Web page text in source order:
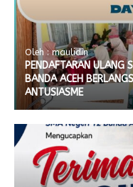
Oleh : maulidin
PENDAFTARAN ULANG
BANDA ACEH
ANTUSIASME